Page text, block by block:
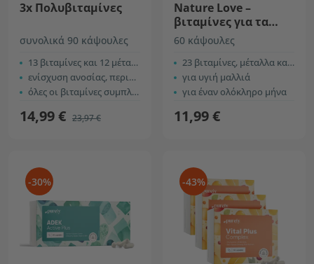
3x Πολυβιταμίνες
συνολικά 90 κάψουλες
13 βιταμίνες και 12 μέταλλα
ενίσχυση ανοσίας, περισσότερη ενέργεια
όλες οι βιταμίνες συμπλέγματος Β
14,99 € 23,97 €
Nature Love –
βιταμίνες για τα
μαλλιά
60 κάψουλες
23 βιταμίνες, μέταλλα και φυτικά εκχυλίσματα
για υγιή μαλλιά
για έναν ολόκληρο μήνα
11,99 €
-30% -43%